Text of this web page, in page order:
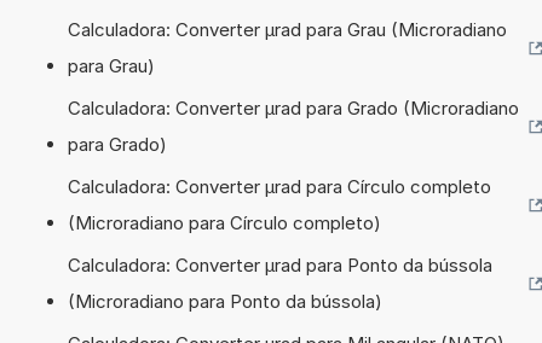
Calculadora: Converter µrad para Grau (Microradiano
para Grau)
Calculadora: Converter µrad para Grado (Microradiano
para Grado)
Calculadora: Converter µrad para Círculo completo
(Microradiano para Círculo completo)
Calculadora: Converter µrad para Ponto da bússola
(Microradiano para Ponto da bússola)